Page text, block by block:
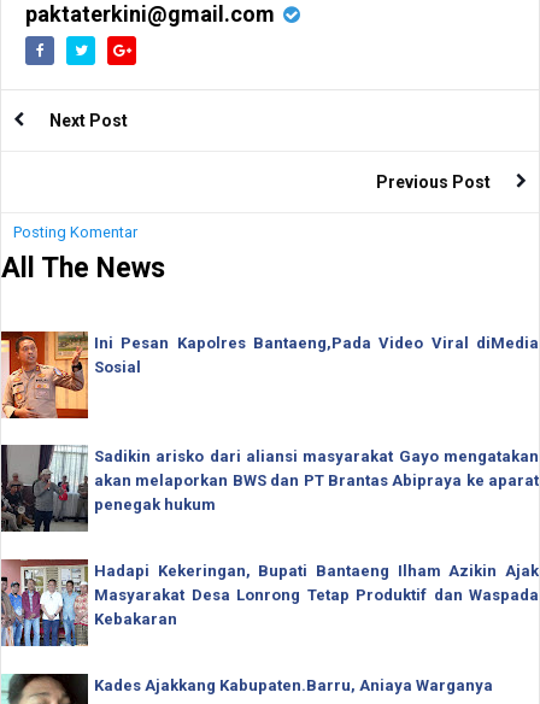
paktaterkini@gmail.com
Next Post
Previous Post
Posting Komentar
All The News
Ini Pesan Kapolres Bantaeng,Pada Video Viral diMedia
Sosial
Sadikin arisko dari aliansi masyarakat Gayo mengatakan
akan melaporkan BWS dan PT Brantas Abipraya ke aparat
penegak hukum
Hadapi Kekeringan, Bupati Bantaeng Ilham Azikin Ajak
Masyarakat Desa Lonrong Tetap Produktif dan Waspada
Kebakaran
Kades Ajakkang Kabupaten.Barru, Aniaya Warganya